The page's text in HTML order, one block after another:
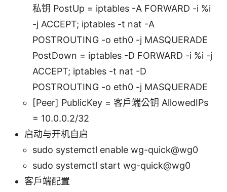
私钥 PostUp = iptables -A FORWARD -i %i
-j ACCEPT; iptables -t nat -A
POSTROUTING -o eth0 -j MASQUERADE
PostDown = iptables -D FORWARD -i %i -j
ACCEPT; iptables -t nat -D
POSTROUTING -o eth0 -j MASQUERADE
[Peer] PublicKey = 客户端公钥 AllowedIPs
= 10.0.0.2/32
启动与开机自启
sudo systemctl enable wg-quick@wg0
sudo systemctl start wg-quick@wg0
客户端配置